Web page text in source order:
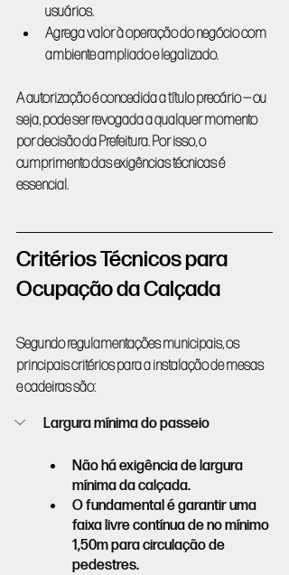
usuários.
Agrega valor à operação do negócio com
ambiente ampliado e legalizado.
A autorização é concedida a título precário — ou
seja, pode ser revogada a qualquer momento
por decisão da Prefeitura. Por isso, o
cumprimento das exigências técnicas é
essencial.
Critérios Técnicos para
Ocupação da Calçada
Segundo regulamentações municipais, os
principais critérios para a instalação de mesas
e cadeiras são:
Largura mínima do passeio
Não há exigência de largura
mínima da calçada.
O fundamental é garantir uma
faixa livre contínua de no mínimo
1,50m para circulação de
pedestres.